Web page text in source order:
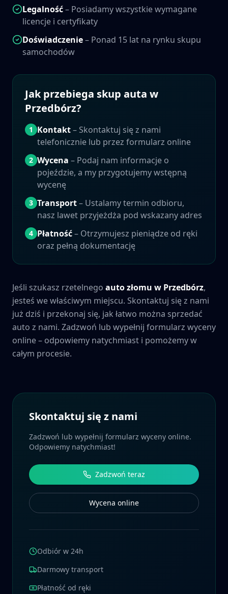
Legalność– Posiadamy wszystkie wymagane
licencje i certyfikaty
Doświadczenie– Ponad 15 lat na rynku skupu
samochodów
Jak przebiega skup auta w
Przedbórz?
1 Kontakt– Skontaktuj się z nami
telefonicznie lub przez formularz online
2 Wycena – Podaj nam informacje o
pojeździe, a my przygotujemy wstępną
wycenę
3 Transport– Ustalamy termin odbioru,
nasz lawet przyjeżdża pod wskazany adres
4 Płatność– Otrzymujesz pieniądze od ręki
oraz pełną dokumentację
Jeśli szukasz rzetelnego auto złomu w Przedbórz,
jesteś we właściwym miejscu. Skontaktuj się z nami
już dziś i przekonaj się, jak łatwo można sprzedać
auto z nami. Zadzwoń lub wypełnij formularz wyceny
online – odpowiemy natychmiast i pomożemy w
całym procesie.
Skontaktuj się z nami
Zadzwoń lub wypełnij formularz wyceny online.
Odpowiemy natychmiast!
Zadzwoń teraz
Wycena online
Odbiór w 24h
Darmowy transport
Płatność od ręki